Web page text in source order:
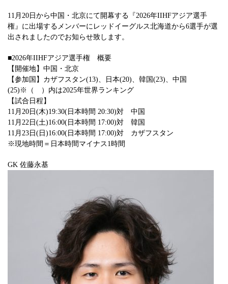
11月20日から中国・北京にて開幕する『2026年IIHFアジア選手
権』に出場するメンバーにレッドイーグルス北海道から6選手が選
出されましたのでお知らせ致します。
■2026年IIHFアジア選手権 概要
【開催地】中国・北京
【参加国】カザフスタン(13)、日本(20)、韓国(23)、中国
(25)※（ ）内は2025年世界ランキング
【試合日程】
11月20日(木)19:30(日本時間 20:30)対 中国
11月22日(土)16:00(日本時間 17:00)対 韓国
11月23日(日)16:00(日本時間 17:00)対 カザフスタン
※現地時間＝日本時間マイナス1時間
GK 佐藤永基